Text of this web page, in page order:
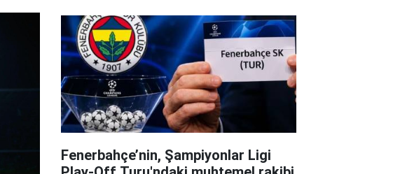
Fenerbahçe’nin, Şampiyonlar Ligi